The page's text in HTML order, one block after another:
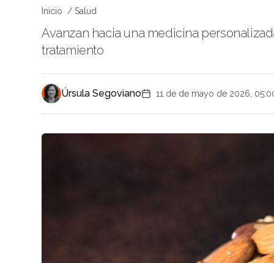
Inicio Salud
Avanzan hacia una medicina
tratamiento
Úrsula Segoviano 11 de de mayo de 2026,